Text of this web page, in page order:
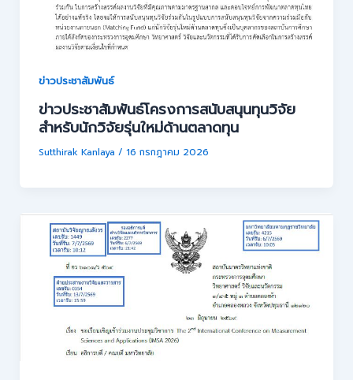
ข่าวประชาสัมพันธ์
ข่าวประชาสัมพันธ์โครงการสนับสนุนทุนวิจัย
สำหรับนักวิจัยรุ่นใหม่ด้านตลาดทุน
Sutthirak Kanlaya / 16 กรกฎาคม 2026